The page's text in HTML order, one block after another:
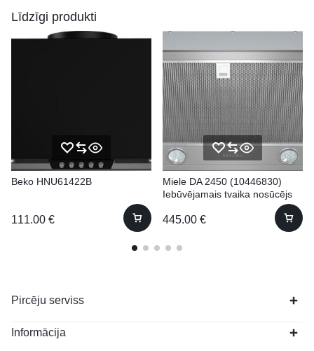
Līdzīgi produkti
Beko HNU61422B
111.00 €
Miele DA 2450 (10446830)
Iebūvējamais tvaika nosūcējs
445.00 €
Pircēju serviss
Informācija